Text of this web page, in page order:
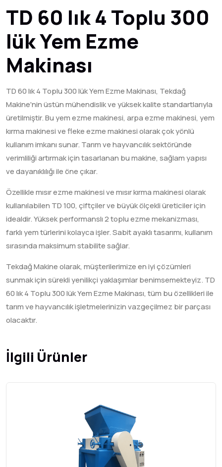
TD 60 lık 4 Toplu 300
lük Yem Ezme
Makinası
TD 60 lık 4 Toplu 300 lük Yem Ezme Makinası, Tekdağ
Makine'nin üstün mühendislik ve yüksek kalite standartlarıyla
üretilmiştir. Bu yem ezme makinesi, arpa ezme makinesi, yem
kırma makinesi ve fleke ezme makinesi olarak çok yönlü
kullanım imkanı sunar. Tarım ve hayvancılık sektöründe
verimliliği artırmak için tasarlanan bu makine, sağlam yapısı
ve dayanıklılığı ile öne çıkar.
Özellikle mısır ezme makinesi ve mısır kırma makinesi olarak
kullanılabilen TD 100, çiftçiler ve büyük ölçekli üreticiler için
idealdir. Yüksek performanslı 2 toplu ezme mekanizması,
farklı yem türlerini kolayca işler. Sabit ayaklı tasarımı, kullanım
sırasında maksimum stabilite sağlar.
Tekdağ Makine olarak, müşterilerimize en iyi çözümleri
sunmak için sürekli yenilikçi yaklaşımlar benimsemekteyiz. TD
60 lık 4 Toplu 300 lük Yem Ezme Makinası, tüm bu özellikleri ile
tarım ve hayvancılık işletmelerinizin vazgeçilmez bir parçası
olacaktır.
İlgili Ürünler